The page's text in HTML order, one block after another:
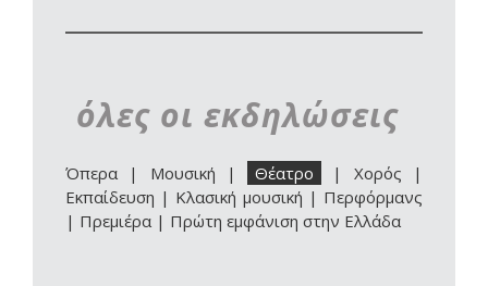
όλες οι εκδηλώσεις
Όπερα | Μουσική | Θέατρο | Χορός |
Εκπαίδευση | Κλασική μουσική | Περφόρμανς
| Πρεμιέρα | Πρώτη εμφάνιση στην Ελλάδα